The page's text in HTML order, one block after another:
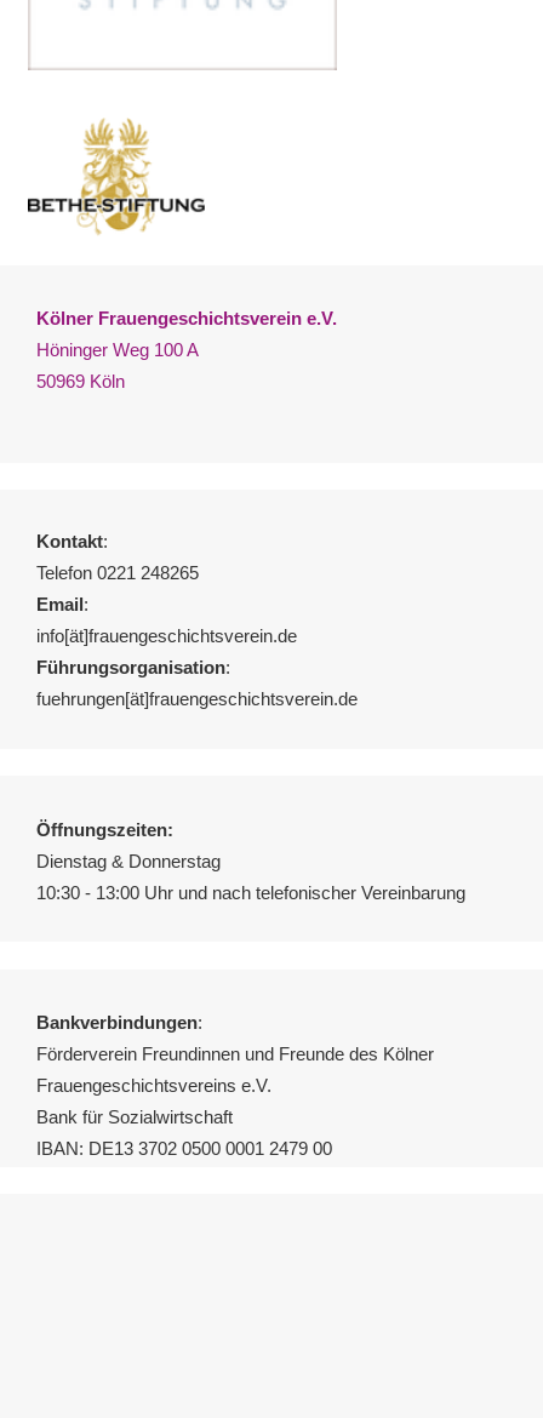
Kölner Frauengeschichtsverein e.V.
Höninger Weg 100 A
50969 Köln
Kontakt:
Telefon 0221 248265
Email:
info[ät]frauengeschichtsverein.de
Führungsorganisation:
fuehrungen[ät]frauengeschichtsverein.de
Öffnungszeiten:
Dienstag & Donnerstag
10:30 - 13:00 Uhr und nach telefonischer Vereinbarung
Bankverbindungen:
Förderverein Freundinnen und Freunde des Kölner
Frauengeschichtsvereins e.V.
Bank für Sozialwirtschaft
IBAN: DE13 3702 0500 0001 2479 00